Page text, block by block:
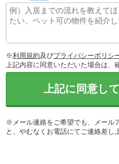
※利用規約及びプライバシーポリシ
上記内容に同意いただいた場合は、
上記に同意し
※メール連絡をご希望でも、メール
と、やむなくお電話にてご連絡差し